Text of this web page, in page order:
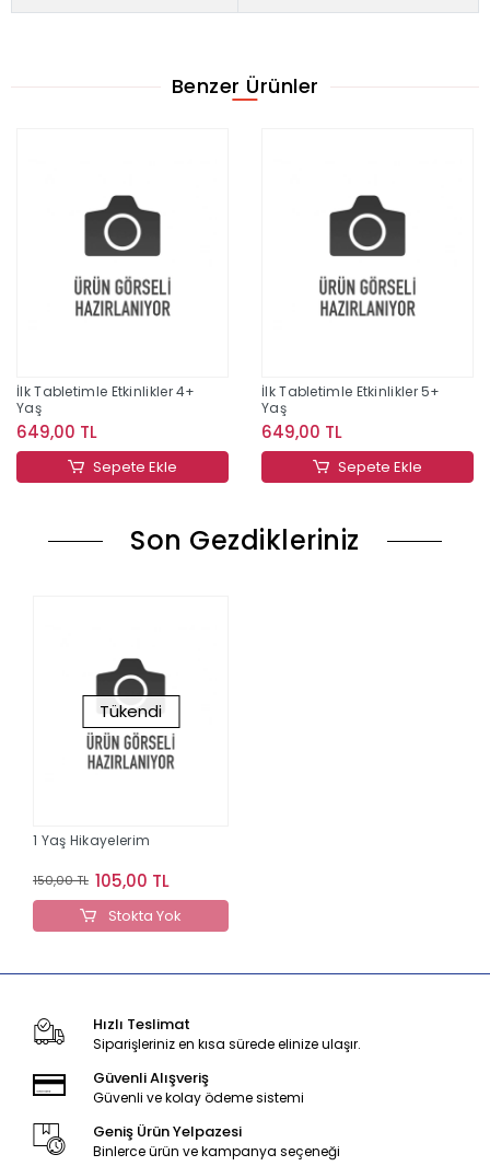
Benzer Ürünler
İlk Tabletimle Etkinlikler 4+
Yaş
649,00 TL
Sepete Ekle
İlk Tabletimle Etkinlikler 5+
Yaş
649,00 TL
Sepete Ekle
Son Gezdikleriniz
Tükendi
1 Yaş Hikayelerim
150,00 TL 105,00 TL
Stokta Yok
Hızlı Teslimat
Siparişleriniz en kısa sürede elinize ulaşır.
Güvenli Alışveriş
Güvenli ve kolay ödeme sistemi
Geniş Ürün Yelpazesi
Binlerce ürün ve kampanya seçeneği